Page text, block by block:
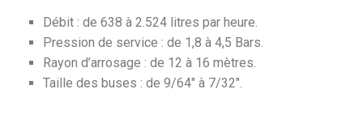
Débit : de 638 à 2.524 litres par heure.
Pression de service : de 1,8 à 4,5 Bars.
Rayon d’arrosage : de 12 à 16 mètres.
Taille des buses : de 9/64″ à 7/32″.